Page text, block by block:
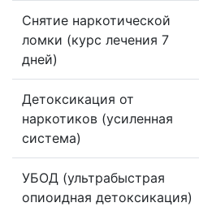
Снятие наркотической
ломки (курс лечения 7
дней)
Детоксикация от
наркотиков (усиленная
система)
УБОД (ультрабыстрая
опиоидная детоксикация)